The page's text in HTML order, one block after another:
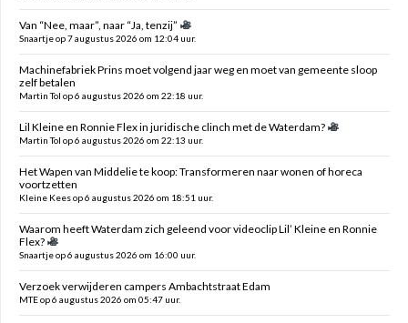
Van “Nee, maar”, naar “Ja, tenzij”
Snaartje op 7 augustus 2026 om 12:04 uur.
Machinefabriek Prins moet volgend jaar weg en moet van gemeente sloop
zelf betalen
Martin Tol op 6 augustus 2026 om 22:18 uur.
Lil Kleine en Ronnie Flex in juridische clinch met de Waterdam?
Martin Tol op 6 augustus 2026 om 22:13 uur.
Het Wapen van Middelie te koop: Transformeren naar wonen of horeca
voortzetten
Kleine Kees op 6 augustus 2026 om 18:51 uur.
Waarom heeft Waterdam zich geleend voor videoclip Lil’ Kleine en Ronnie
Flex?
Snaartje op 6 augustus 2026 om 16:00 uur.
Verzoek verwijderen campers Ambachtstraat Edam
MTE op 6 augustus 2026 om 05:47 uur.